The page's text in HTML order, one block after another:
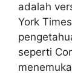
adalah
York
seperti